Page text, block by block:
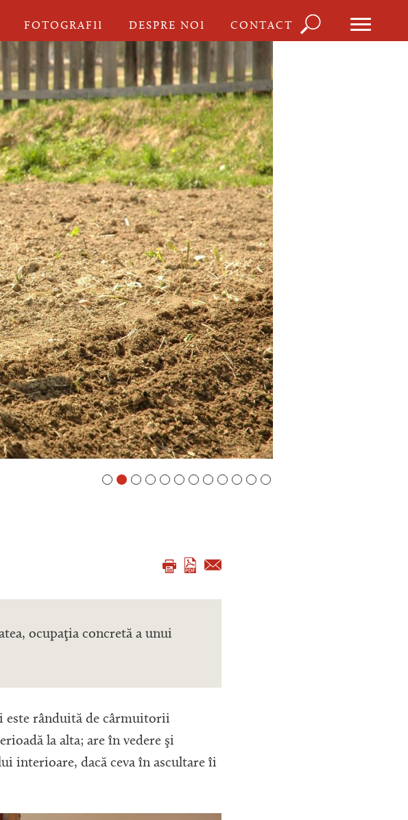
FOTOGRAFII DESPRE NOI CONTACT
ocupaţia concretă a unui
este rânduită de cârmuitorii
la alta; are în vedere şi
interioare, dacă ceva în ascultare îi